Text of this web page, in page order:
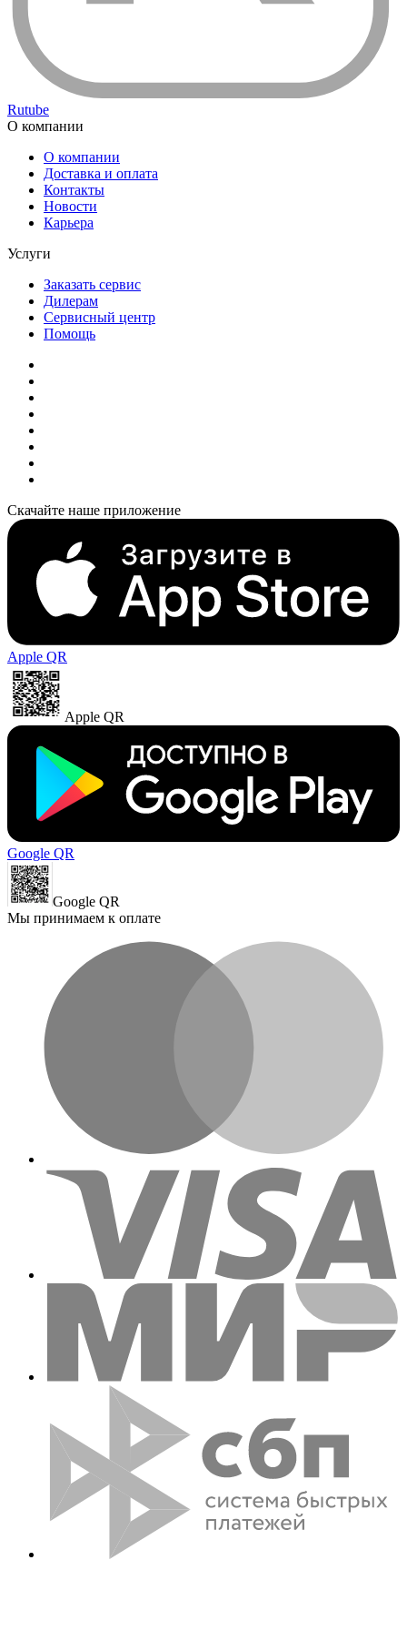
Rutube
О компании
О компании
Доставка и оплата
Контакты
Новости
Карьера
Услуги
Заказать сервис
Дилерам
Сервисный центр
Помощь
Скачайте наше приложение
Apple QR
Apple QR
Google QR
Google QR
Мы принимаем к оплате